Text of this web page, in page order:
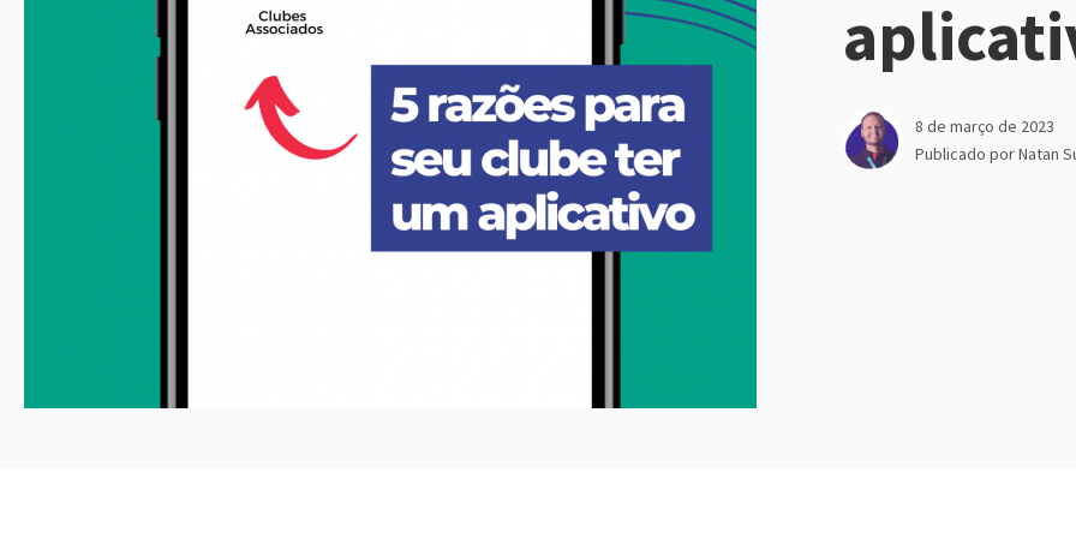
8 de março de 2023
Publicado porNatan